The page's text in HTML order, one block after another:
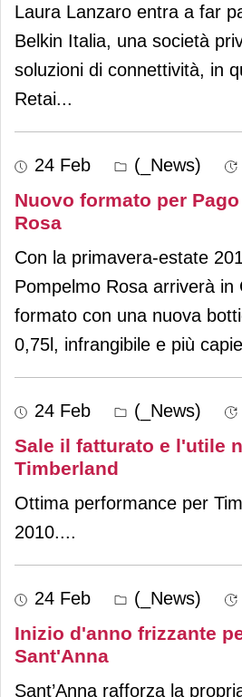
Laura Lanzaro entra a far
Belkin Italia, una società
soluzioni di connettività, in
Retai...
24 Feb (_News)
Nuovo formato per
Rosa
Con la primavera-estate
Pompelmo Rosa arriverà in
formato con una nuova
0,75l, infrangibile e più
24 Feb (_News)
Sale il fatturato e l'utile
Timberland
Ottima performance per
2010....
24 Feb (_News)
Inizio d'anno frizzante
Sant'Anna
Sant’Anna rafforza la